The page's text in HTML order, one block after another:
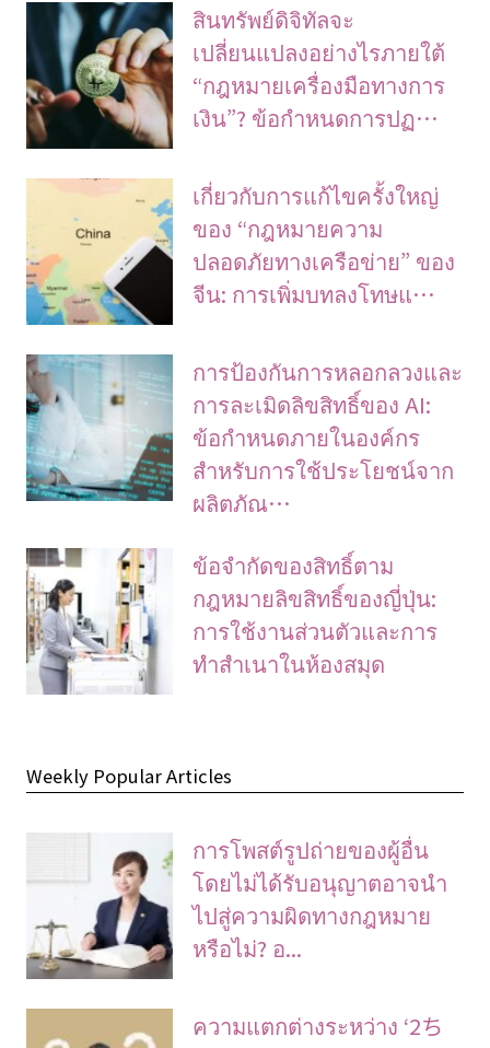
สินทรัพย์ดิจิทัลจะ
เปลี่ยนแปลงอย่างไรภายใต้
“กฎหมายเครื่องมือทางการ
เงิน”? ข้อกำหนดการปฏ…
เกี่ยวกับการแก้ไขครั้งใหญ่
ของ “กฎหมายความ
ปลอดภัยทางเครือข่าย” ของ
จีน: การเพิ่มบทลงโทษแ…
การป้องกันการหลอกลวงและ
การละเมิดลิขสิทธิ์ของ AI:
ข้อกำหนดภายในองค์กร
สำหรับการใช้ประโยชน์จาก
ผลิตภัณ…
ข้อจํากัดของสิทธิ์ตาม
กฎหมายลิขสิทธิ์ของญี่ปุ่น:
การใช้งานส่วนตัวและการ
ทําสําเนาในห้องสมุด
Weekly Popular Articles
การโพสต์รูปถ่ายของผู้อื่น
โดยไม่ได้รับอนุญาตอาจนํา
ไปสู่ความผิดทางกฎหมาย
หรือไม่? อ...
ความแตกต่างระหว่าง ‘2ち